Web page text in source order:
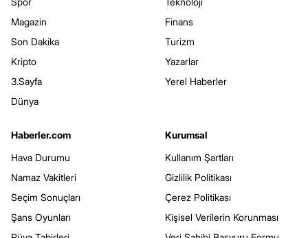
Magazin
Son Dakika
Kripto
3.Sayfa
Dünya
Finans
Turizm
Yazarlar
Yerel Haberler
Haberler.com
Hava Durumu
Namaz Vakitleri
Seçim Sonuçları
Şans Oyunları
Kurumsal
Kullanım Şartları
Gizlilik Politikası
Çerez Politikası
Kişisel Verilerin Korunması